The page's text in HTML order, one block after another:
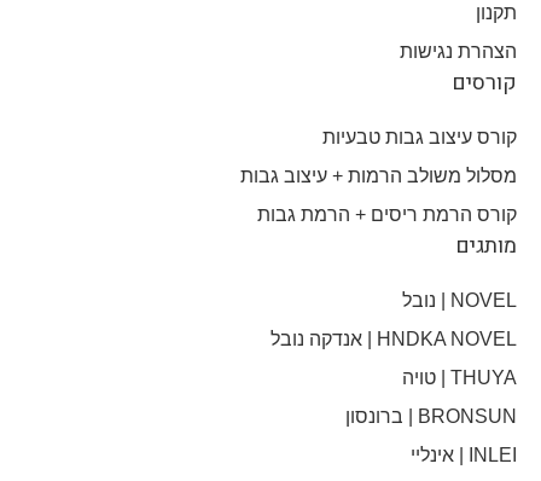
תקנון
הצהרת נגישות
קורסים
קורס עיצוב גבות טבעיות
מסלול משולב הרמות + עיצוב גבות​
קורס הרמת ריסים + הרמת גבות
מותגים
NOVEL | נובל
HNDKA NOVEL | אנדקה נובל
THUYA | טויה
BRONSUN | ברונסון
INLEI | אינליי